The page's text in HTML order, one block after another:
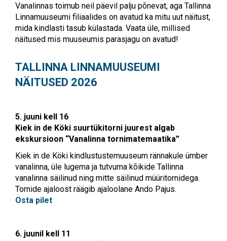
Vanalinnas toimub neil päevil palju põnevat, aga Tallinna
Linnamuuseumi filiaalides on avatud ka mitu uut näitust,
mida kindlasti tasub külastada. Vaata üle, millised
näitused mis muuseumis parasjagu on avatud!
TALLINNA LINNAMUUSEUMI
NÄITUSED 2026
5. juuni kell 16
Kiek in de Köki suurtükitorni juurest algab
ekskursioon “Vanalinna tornimatemaatika”
Kiek in de Köki kindlustustemuuseum rännakule ümber
vanalinna, üle lugema ja tutvuma kõikide Tallinna
vanalinna säilinud ning mitte säilinud müüritornidega.
Tornide ajaloost räägib ajaloolane Ando Pajus.
Osta pilet
6. juunil kell 11